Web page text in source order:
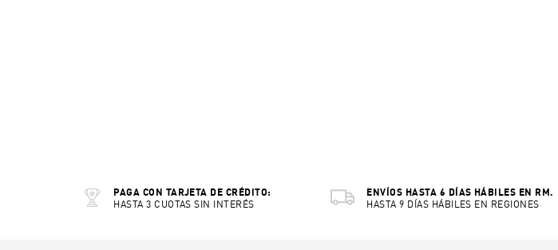
PAGA CON TARJETA DE CRÉDITO:
HASTA 3 CUOTAS SIN INTERÉS
ENVÍOS HASTA 6 DÍAS HÁBILES EN RM.
HASTA 9 DÍAS HÁBILES EN REGIONES